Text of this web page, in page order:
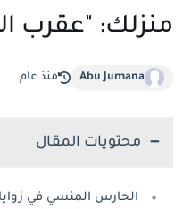
منزلك: "عقرب
Abu Jumana منذ عام
محتويات المقال
الحارس المنسي في